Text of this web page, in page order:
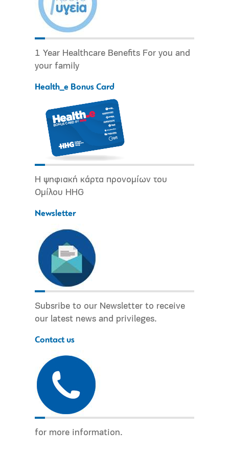
1 Year Healthcare Benefits For you and
your family
Health_e Bonus Card
Η ψηφιακή κάρτα προνομίων του
Ομίλου HHG
Newsletter
Subsribe to our Newsletter to receive
our latest news and privileges.
Contact us
for more information.